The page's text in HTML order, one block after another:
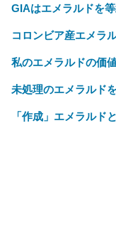
GIAはエメラルドを等
コロンビア産エメラ
私のエメラルドの価
未処理のエメラルド
「作成」エメラルド